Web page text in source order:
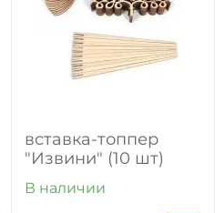
вставка-топпер
"Извини" (10 шт)
В наличии